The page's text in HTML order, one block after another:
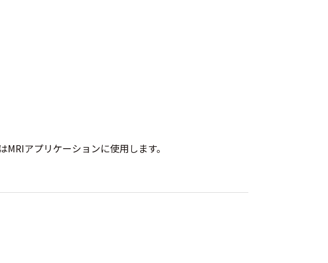
アプリケーションに使用します。